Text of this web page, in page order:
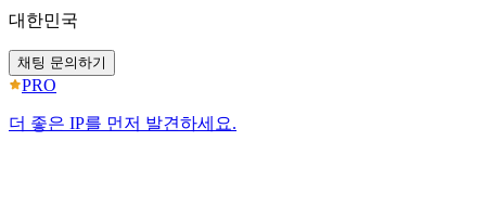
대한민국
채팅 문의하기
PRO
더 좋은 IP를 먼저 발견하세요.